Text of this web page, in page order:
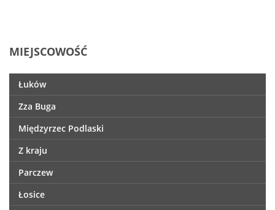
MIEJSCOWOŚĆ
Łuków
Zza Buga
Międzyrzec Podlaski
Z kraju
Parczew
Łosice